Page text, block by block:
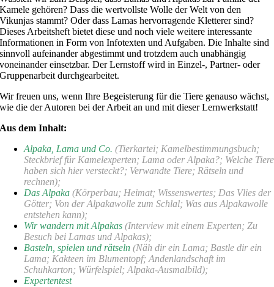
Kamele gehören? Dass die wertvollste Wolle der Welt von den
Vikunjas stammt? Oder dass Lamas hervorragende Kletterer sind?
Dieses Arbeitsheft bietet diese und noch viele weitere interessante
Informationen in Form von Infotexten und Aufgaben. Die Inhalte sind
sinnvoll aufeinander abgestimmt und trotzdem auch unabhängig
voneinander einsetzbar. Der Lernstoff wird in Einzel-, Partner- oder
Gruppenarbeit durchgearbeitet.
Wir freuen uns, wenn Ihre Begeisterung für die Tiere genauso wächst,
wie die der Autoren bei der Arbeit an und mit dieser Lernwerkstatt!
Aus dem Inhalt:
Alpaka, Lama und Co. (Tierkartei; Kamelbestimmungsbuch;
Steckbrief für Kamelexperten; Lama oder Alpaka?; Welche Tiere
haben sich hier versteckt?; Verwandte Tiere; Rätseln und
rechnen);
Das Alpaka (Körperbau; Heimat; Wissenswertes; Das Vlies der
Götter; Von der Alpakawolle zum Schlal; Was aus Alpakawolle
entstehen kann);
Wir wandern mit Alpakas (Interview mit einem Experten; Zu
Besuch bei Lamas und Alpakas);
Basteln, spielen und rätseln (Näh dir ein Lama; Bastle dir ein
Lama; Kakteen im Blumentopf; Andenlandschaft im
Schuhkarton; Würfelspiel; Alpaka-Ausmalbild);
Expertentest